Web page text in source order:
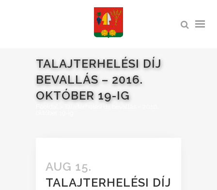
TALAJTERHELÉSI DÍJ
BEVALLÁS – 2016.
OKTÓBER 19-IG
AUG 15.
TALAJTERHELÉSI DÍJ